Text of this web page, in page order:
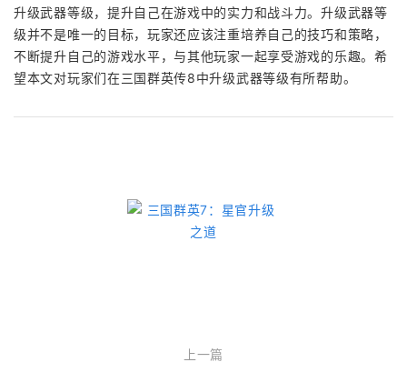
升级武器等级，提升自己在游戏中的实力和战斗力。升级武器等
级并不是唯一的目标，玩家还应该注重培养自己的技巧和策略，
不断提升自己的游戏水平，与其他玩家一起享受游戏的乐趣。希
望本文对玩家们在三国群英传8中升级武器等级有所帮助。
上一篇